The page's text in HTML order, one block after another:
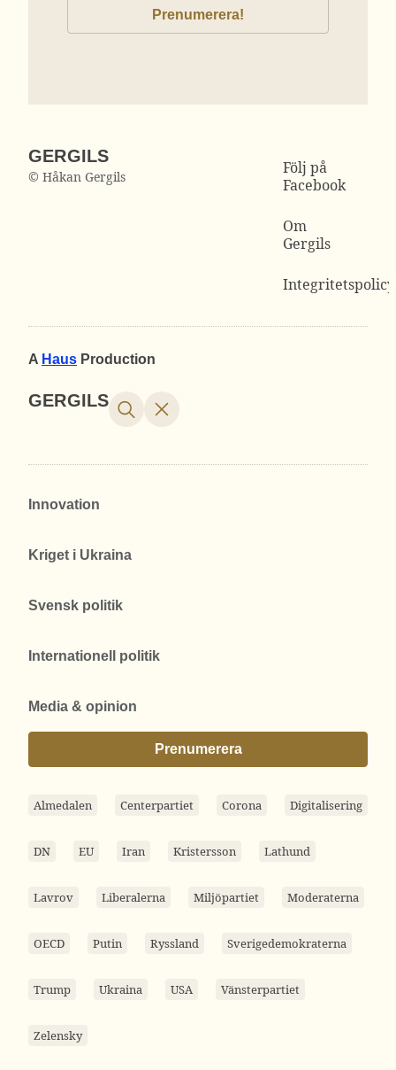
GERGILS
© Håkan Gergils
Följ på
Facebook
Om
Gergils
Integritetspolicy
A Haus Production
GERGILS
Innovation
Kriget i Ukraina
Svensk politik
Internationell politik
Media & opinion
Prenumerera
Almedalen Centerpartiet Corona Digitalisering
DN EU Iran Kristersson Lathund
Lavrov Liberalerna Miljöpartiet Moderaterna
OECD Putin Ryssland Sverigedemokraterna
Trump Ukraina USA Vänsterpartiet
Zelensky